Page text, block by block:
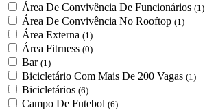
Área De Convivência De Funcionários (1)
Área De Convivência No Rooftop (1)
Área Externa (1)
Área Fitrness (0)
Bar (1)
Bicicletário Com Mais De 200 Vagas (1)
Bicicletários (6)
Campo De Futebol (6)